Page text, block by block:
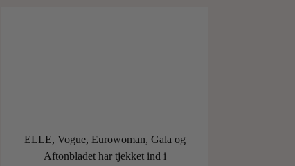
ELLE, Vogue, Eurowoman, Gala og
Aftonbladet har tjekket ind i